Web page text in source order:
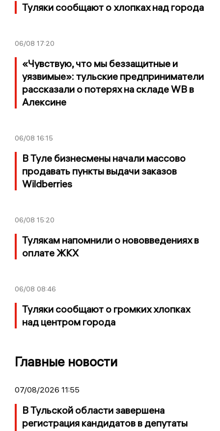
Туляки сообщают о хлопках над города
06/08 17:20
«Чувствую, что мы беззащитные и
уязвимые»: тульские предприниматели
рассказали о потерях на складе WB в
Алексине
06/08 16:15
В Туле бизнесмены начали массово
продавать пункты выдачи заказов
Wildberries
06/08 15:20
Тулякам напомнили о нововведениях в
оплате ЖКХ
06/08 08:46
Туляки сообщают о громких хлопках
над центром города
Главные новости
07/08/2026 11:55
В Тульской области завершена
регистрация кандидатов в депутаты